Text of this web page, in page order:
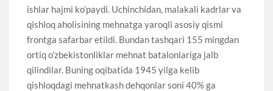
ishlar hajmi ko’paydi. Uchinchidan, malakali kadrlar va
qishloq aholisining mehnatga yaroqli asosiy qismi
frontga safarbar etildi. Bundan tashqari 155 mingdan
ortiq o’zbekistonliklar mehnat batalonlariga jalb
qilindilar. Buning oqibatida 1945 yilga kelib
qishloqdagi mehnatkash dehqonlar soni 40% ga